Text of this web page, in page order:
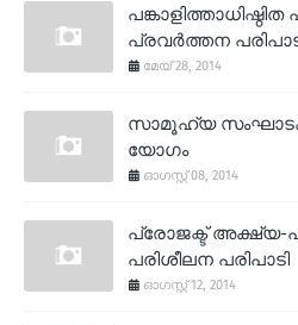
പങ്കാളിത്താധിഷ്ഠിത
പ്രവര്‍ത്തന
മേയ് 28, 2014
സാമൂഹ്യ
യോഗം
ഓഗസ്റ്റ് 08, 2014
പ്രോജക്ട് അക്ഷ്യ-
പരിശീലന പരിപാടി
ഓഗസ്റ്റ് 12, 2014